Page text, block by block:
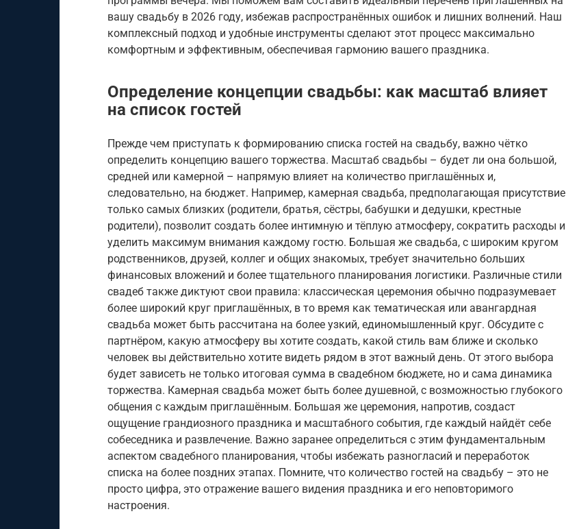
вашу свадьбу в 2026 году, избежав распространённых ошибок и лишних волнений. Наш
комплексный подход и удобные инструменты сделают этот процесс максимально
комфортным и эффективным, обеспечивая гармонию вашего праздника.
Определение концепции свадьбы: как масштаб влияет
на список гостей
Прежде чем приступать к формированию списка гостей на свадьбу, важно чётко
определить концепцию вашего торжества. Масштаб свадьбы – будет ли она большой,
средней или камерной – напрямую влияет на количество приглашённых и,
следовательно, на бюджет. Например, камерная свадьба, предполагающая присутствие
только самых близких (родители, братья, сёстры, бабушки и дедушки, крестные
родители), позволит создать более интимную и тёплую атмосферу, сократить расходы и
уделить максимум внимания каждому гостю. Большая же свадьба, с широким кругом
родственников, друзей, коллег и общих знакомых, требует значительно больших
финансовых вложений и более тщательного планирования логистики. Различные стили
свадеб также диктуют свои правила: классическая церемония обычно подразумевает
более широкий круг приглашённых, в то время как тематическая или авангардная
свадьба может быть рассчитана на более узкий, единомышленный круг. Обсудите с
партнёром, какую атмосферу вы хотите создать, какой стиль вам ближе и сколько
человек вы действительно хотите видеть рядом в этот важный день. От этого выбора
будет зависеть не только итоговая сумма в свадебном бюджете, но и сама динамика
торжества. Камерная свадьба может быть более душевной, с возможностью глубокого
общения с каждым приглашённым. Большая же церемония, напротив, создаст
ощущение грандиозного праздника и масштабного события, где каждый найдёт себе
собеседника и развлечение. Важно заранее определиться с этим фундаментальным
аспектом свадебного планирования, чтобы избежать разногласий и переработок
списка на более поздних этапах. Помните, что количество гостей на свадьбу – это не
просто цифра, это отражение вашего видения праздника и его неповторимого
настроения.